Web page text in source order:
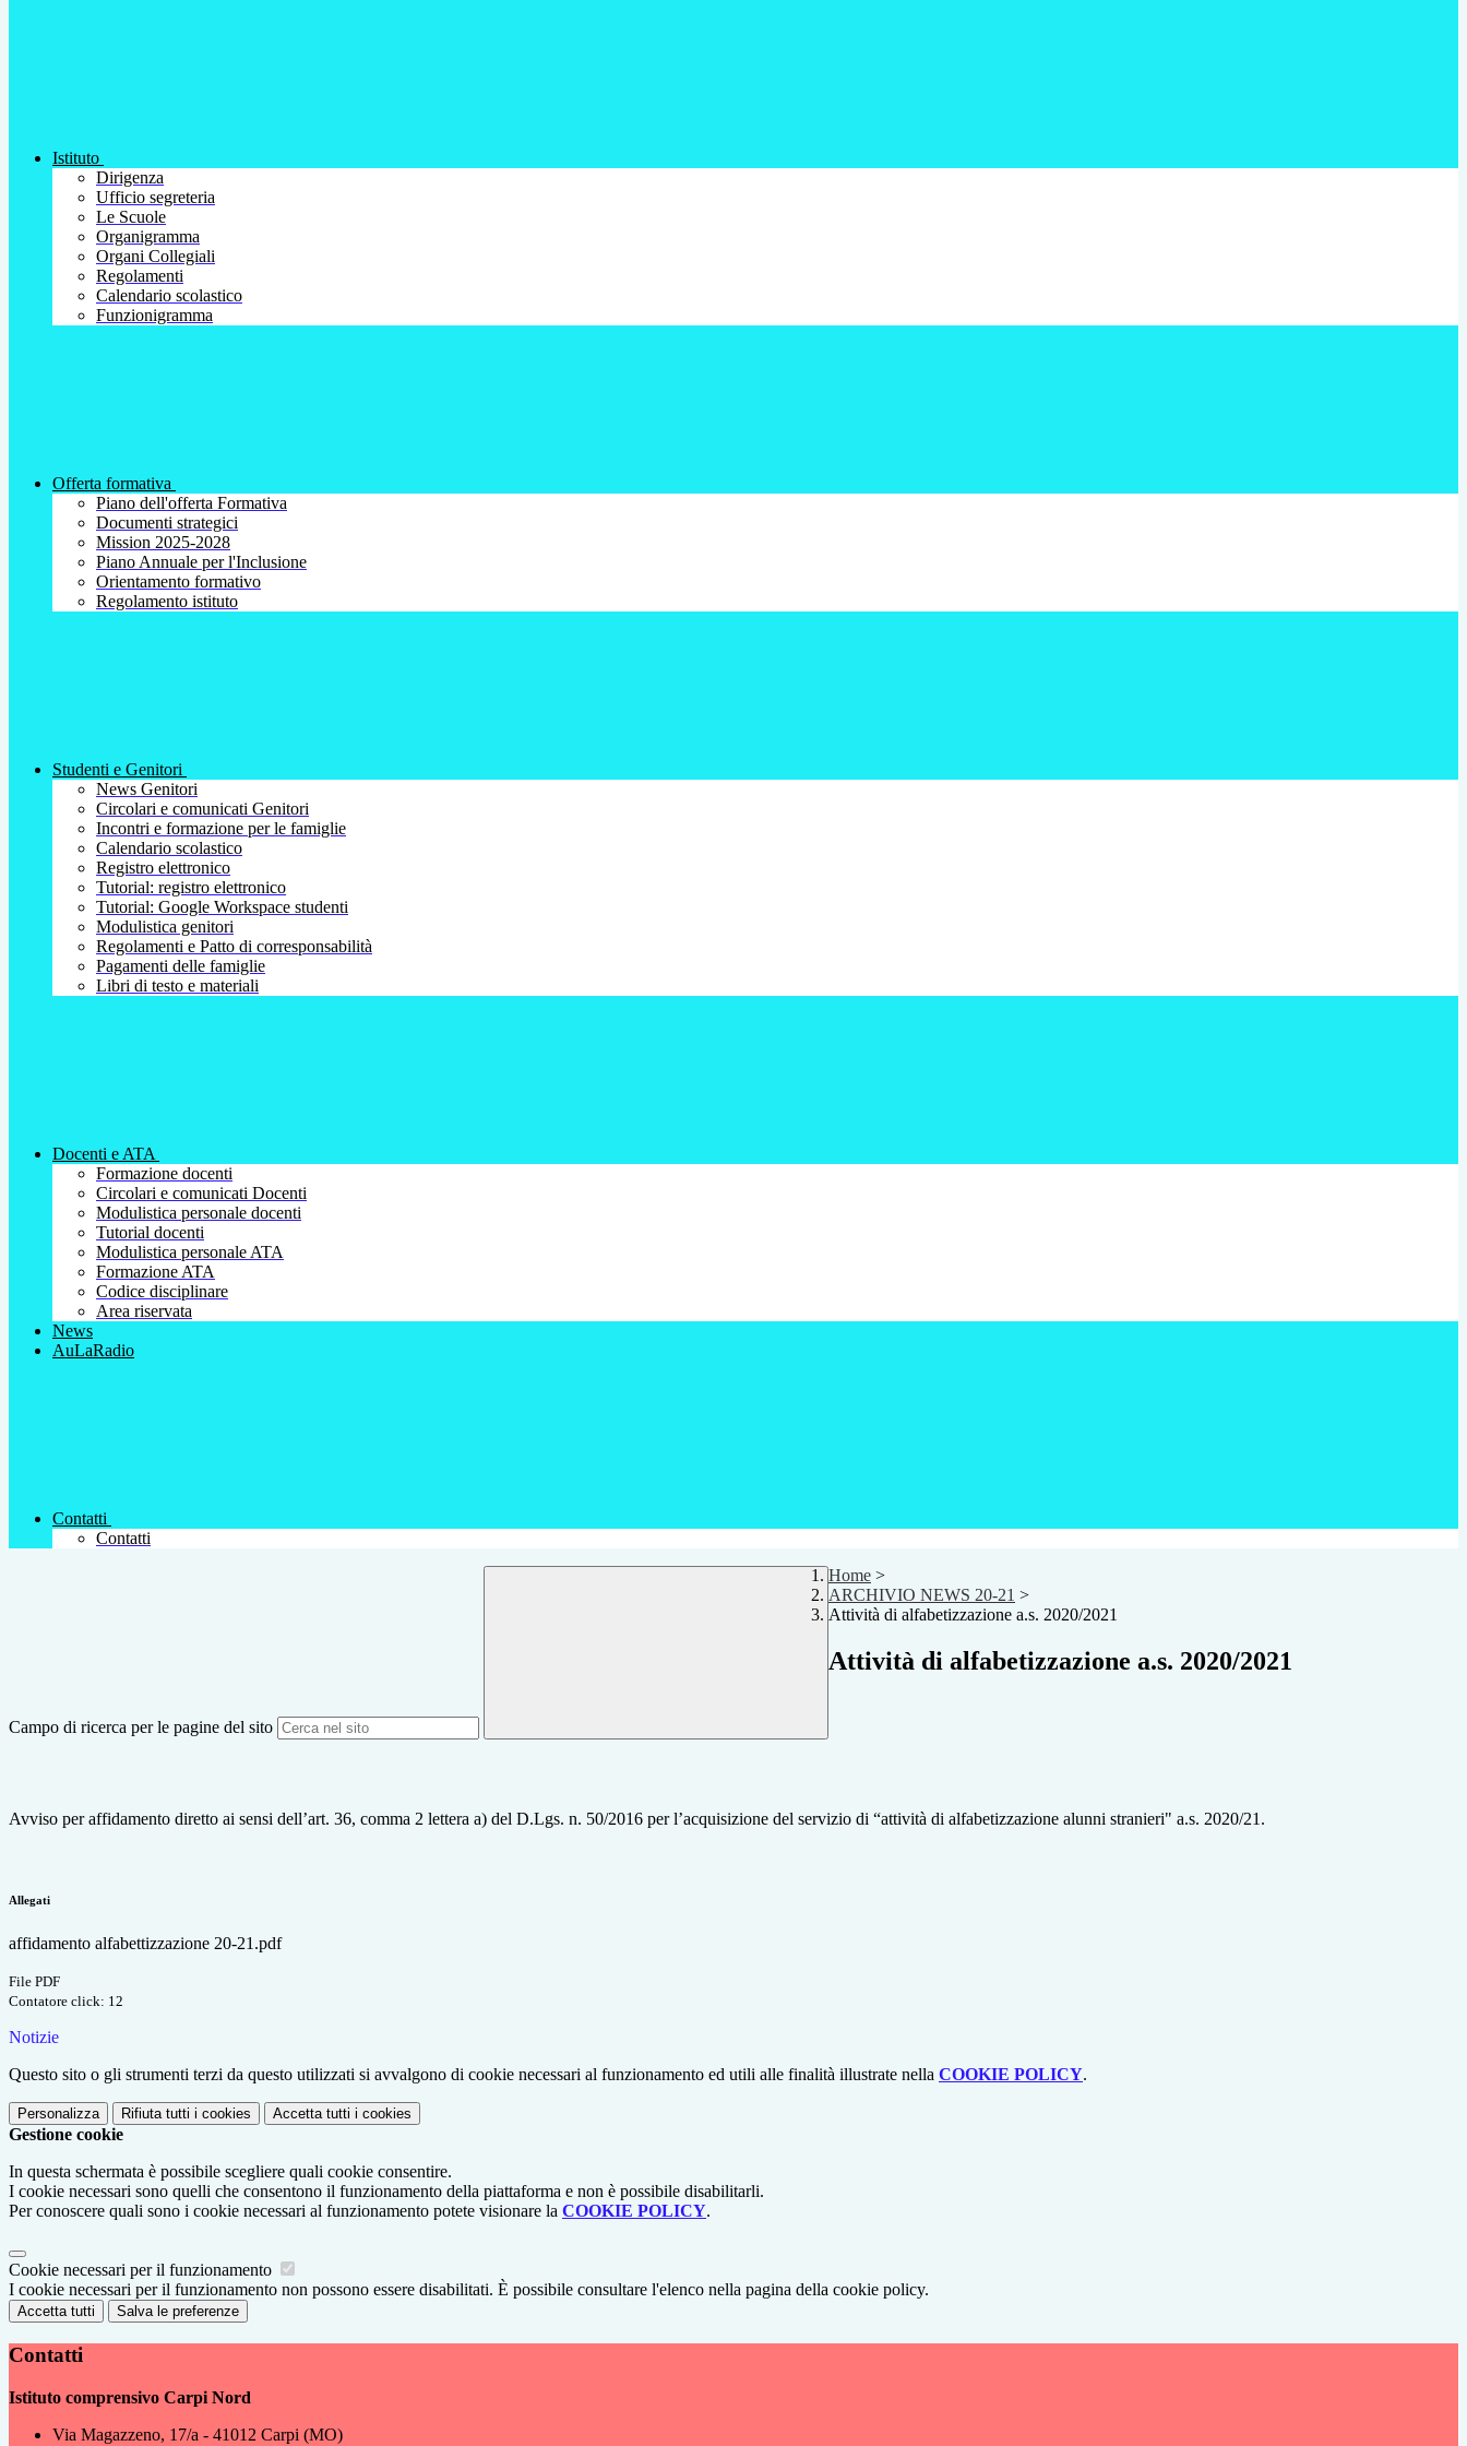
Istituto
Dirigenza
Ufficio segreteria
Le Scuole
Organigramma
Organi Collegiali
Regolamenti
Calendario scolastico
Funzionigramma
Offerta formativa
Piano dell'offerta Formativa
Documenti strategici
Mission 2025-2028
Piano Annuale per l'Inclusione
Orientamento formativo
Regolamento istituto
Studenti e Genitori
News Genitori
Circolari e comunicati Genitori
Incontri e formazione per le famiglie
Calendario scolastico
Registro elettronico
Tutorial: registro elettronico
Tutorial: Google Workspace studenti
Modulistica genitori
Regolamenti e Patto di corresponsabilità
Pagamenti delle famiglie
Libri di testo e materiali
Docenti e ATA
Formazione docenti
Circolari e comunicati Docenti
Modulistica personale docenti
Tutorial docenti
Modulistica personale ATA
Formazione ATA
Codice disciplinare
Area riservata
News
AuLaRadio
Contatti
Contatti
Campo di ricerca per le pagine del sito
Home >
ARCHIVIO NEWS 20-21 >
Attività di alfabetizzazione a.s. 2020/2021
Attività di alfabetizzazione a.s. 2020/2021
Avviso per affidamento diretto ai sensi dell’art. 36, comma 2 lettera a) del D.Lgs. n. 50/2016 per l’acquisizione del servizio di “attività di alfabetizzazione alunni stranieri" a.s. 2020/21.
Allegati
affidamento alfabettizzazione 20-21.pdf
File PDF
Contatore click: 12
Notizie
Questo sito o gli strumenti terzi da questo utilizzati si avvalgono di cookie necessari al funzionamento ed utili alle finalità illustrate nella COOKIE POLICY.
Personalizza Rifiuta tutti i cookies Accetta tutti i cookies
Gestione cookie
In questa schermata è possibile scegliere quali cookie consentire.
I cookie necessari sono quelli che consentono il funzionamento della piattaforma e non è possibile disabilitarli.
Per conoscere quali sono i cookie necessari al funzionamento potete visionare la COOKIE POLICY.
Cookie necessari per il funzionamento
I cookie necessari per il funzionamento non possono essere disabilitati. È possibile consultare l'elenco nella pagina della cookie policy.
Accetta tutti Salva le preferenze
Contatti
Istituto comprensivo Carpi Nord
Via Magazzeno, 17/a - 41012 Carpi (MO)